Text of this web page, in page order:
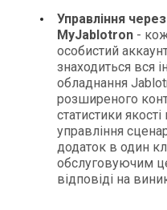
Управління
MyJablotron -
особистий
знаходиться вся
обладнання
розширеного
статистики якості
управління
додаток в один
обслуговуючим
відповіді на